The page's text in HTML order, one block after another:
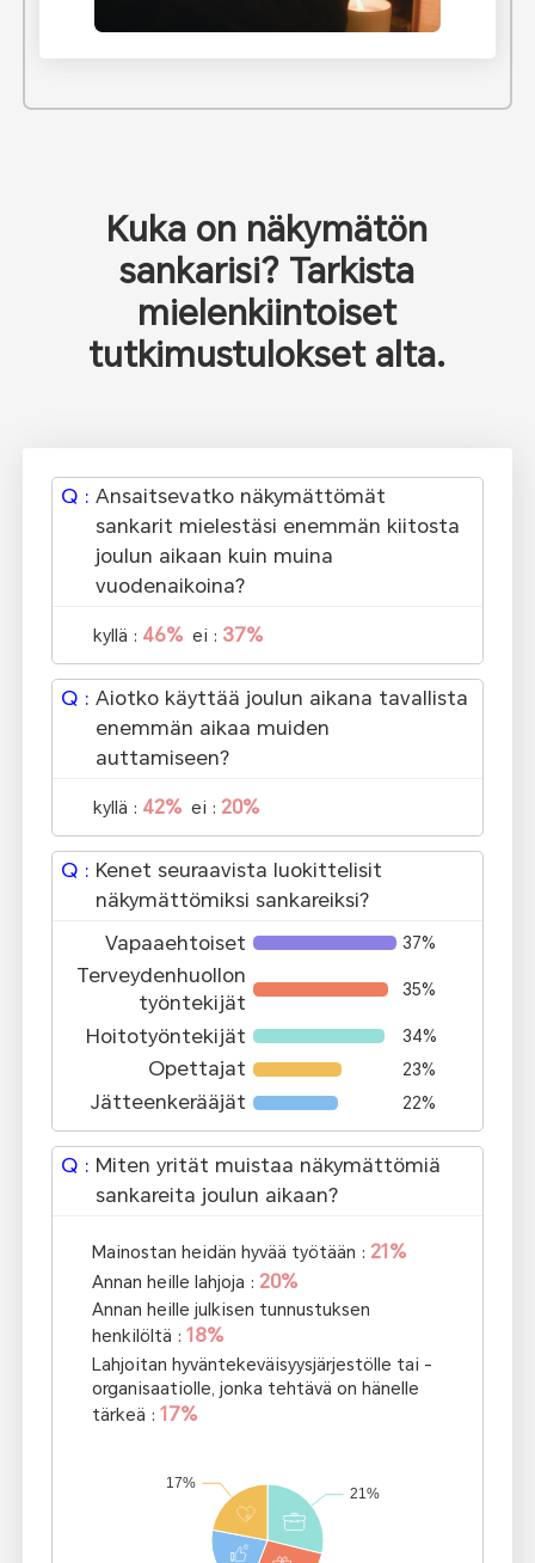
Kuka on näkymätön
sankarisi? Tarkista
mielenkiintoiset
tutkimustulokset alta.
Q : Ansaitsevatko näkymättömät
sankarit mielestäsi enemmän kiitosta
joulun aikaan kuin muina
vuodenaikoina?
kyllä : 46% ei : 37%
Q : Aiotko käyttää joulun aikana tavallista
enemmän aikaa muiden
auttamiseen?
kyllä : 42% ei : 20%
Q : Kenet seuraavista luokittelisit
näkymättömiksi sankareiksi?
Vapaaehtoiset
37%
Terveydenhuollon
työntekijät
35%
Hoitotyöntekijät 34%
Opettajat 23%
Jätteenkerääjät 22%
Q : Miten yrität muistaa näkymättömiä
sankareita joulun aikaan?
Mainostan heidän hyvää työtään : 21%
Annan heille lahjoja : 20%
Annan heille julkisen tunnustuksen
henkilöltä : 18%
Lahjoitan hyväntekeväisyysjärjestölle tai -
organisaatiolle, jonka tehtävä on hänelle
tärkeä : 17%